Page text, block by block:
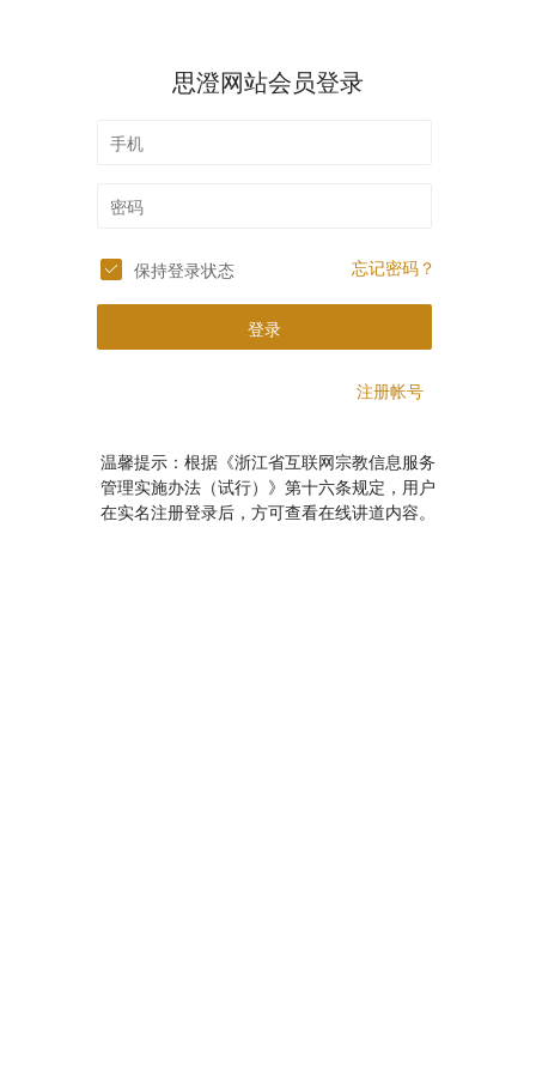
思澄网站会员登录
保持登录状态 忘记密码？
登录
注册帐号
温馨提示：根据《浙江省互联网宗教信息服务
管理实施办法（试行）》第十六条规定，用户
在实名注册登录后，方可查看在线讲道内容。